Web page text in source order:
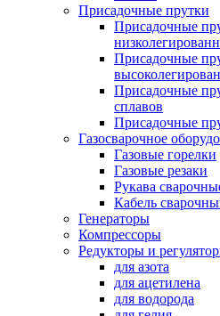
Присадочные прутки
Присадочные
Присадочные
Присадочные
сплавов
Присадочные
Газосварочное
Газовые горелки
Газовые резаки
Рукава
Кабель
Генераторы
Компрессоры
Редукторы и
для азота
для ацетилена
для водорода